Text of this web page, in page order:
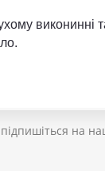
виконинні
на